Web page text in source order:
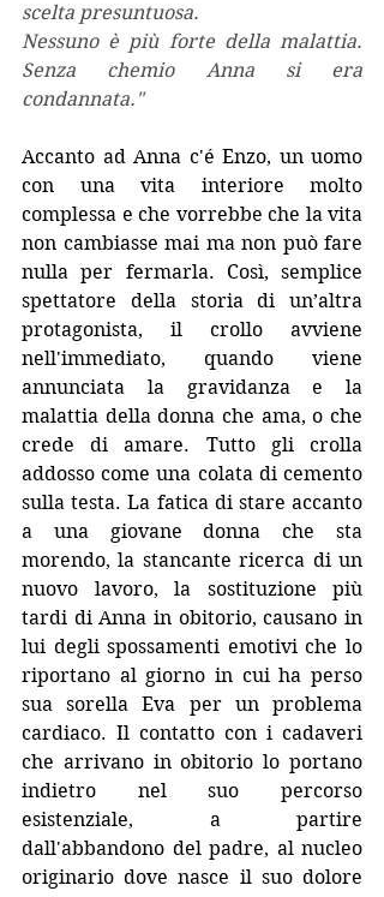
scelta presuntuosa.
Nessuno è più forte della malattia.
Senza chemio Anna si era
condannata."
Accanto ad Anna c'é Enzo, un uomo
con una vita interiore molto
complessa e che vorrebbe che la vita
non cambiasse mai ma non può fare
nulla per fermarla. Così, semplice
spettatore della storia di un’altra
protagonista, il crollo avviene
nell'immediato, quando viene
annunciata la gravidanza e la
malattia della donna che ama, o che
crede di amare. Tutto gli crolla
addosso come una colata di cemento
sulla testa. La fatica di stare accanto
a una giovane donna che sta
morendo, la stancante ricerca di un
nuovo lavoro, la sostituzione più
tardi di Anna in obitorio, causano in
lui degli spossamenti emotivi che lo
riportano al giorno in cui ha perso
sua sorella Eva per un problema
cardiaco. Il contatto con i cadaveri
che arrivano in obitorio lo portano
indietro nel suo percorso
esistenziale, a partire
dall'abbandono del padre, al nucleo
originario dove nasce il suo dolore